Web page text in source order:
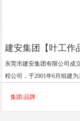
建安集团【叶工作
东莞市建安集团有限公司成
程公司，于2001年6月组建
月，经建设部审核批准为工
集团/品牌